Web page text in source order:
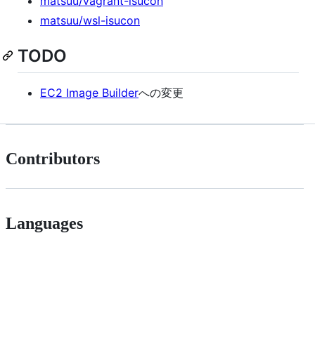
matsuu/wsl-isucon
TODO
EC2 Image Builderへの変更
Contributors
Languages